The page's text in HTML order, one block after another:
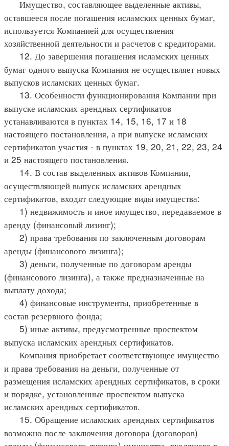
Имущество, составляющее выделенные активы,
оставшееся после погашения исламских ценных бумаг,
используется Компанией для осуществления
хозяйственной деятельности и расчетов с кредиторами.
12. До завершения погашения исламских ценных
бумаг одного выпуска Компания не осуществляет новых
выпусков исламских ценных бумаг.
13. Особенности функционирования Компании при
выпуске исламских арендных сертификатов
устанавливаются в пунктах 14, 15, 16, 17 и 18
настоящего постановления, а при выпуске исламских
сертификатов участия - в пунктах 19, 20, 21, 22, 23, 24
и 25 настоящего постановления.
14. В состав выделенных активов Компании,
осуществляющей выпуск исламских арендных
сертификатов, входят следующие виды имущества:
1) недвижимость и иное имущество, передаваемое в
аренду (финансовый лизинг);
2) права требования по заключенным договорам
аренды (финансового лизинга);
3) деньги, полученные по договорам аренды
(финансового лизинга), а также предназначенные на
выплату дохода;
4) финансовые инструменты, приобретенные в
состав резервного фонда;
5) иные активы, предусмотренные проспектом
выпуска исламских арендных сертификатов.
Компания приобретает соответствующее имущество
и права требования на деньги, полученные от
размещения исламских арендных сертификатов, в сроки
и порядке, установленные проспектом выпуска
исламских арендных сертификатов.
15. Обращение исламских арендных сертификатов
возможно после заключения договора (договоров)